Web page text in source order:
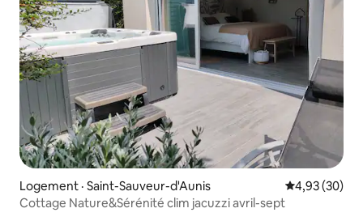
Logement · Saint-Sauveur-d'Aunis Note
4,93 (30)
Cottage Nature&Sérénité clim jacuzzi avril-sept